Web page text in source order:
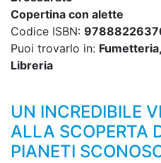
Copertina con alette
Codice ISBN:
Puoi trovarlo in:
Libreria
UN INCREDIBILE
ALLA SCOPERTA
PIANETI